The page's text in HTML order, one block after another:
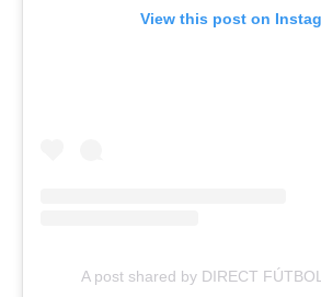
View this post on